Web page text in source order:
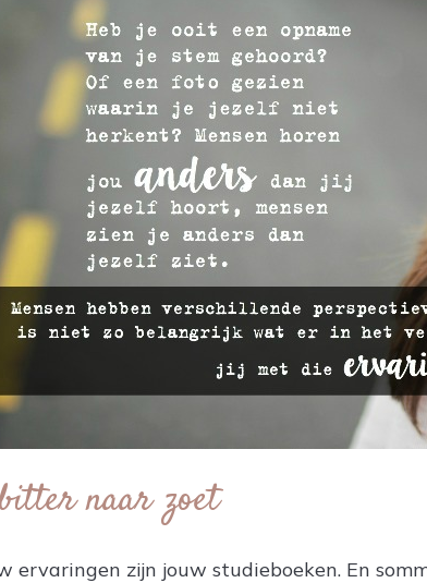
naar zoet
ervaringen zijn jouw studieboeken. En